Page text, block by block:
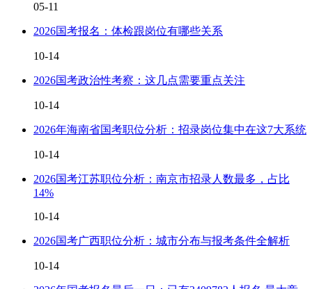
05-11
2026国考报名：体检跟岗位有哪些关系
10-14
2026国考政治性考察：这几点需要重点关注
10-14
2026年海南省国考职位分析：招录岗位集中在这7大系统
10-14
2026国考江苏职位分析：南京市招录人数最多，占比
14%
10-14
2026国考广西职位分析：城市分布与报考条件全解析
10-14